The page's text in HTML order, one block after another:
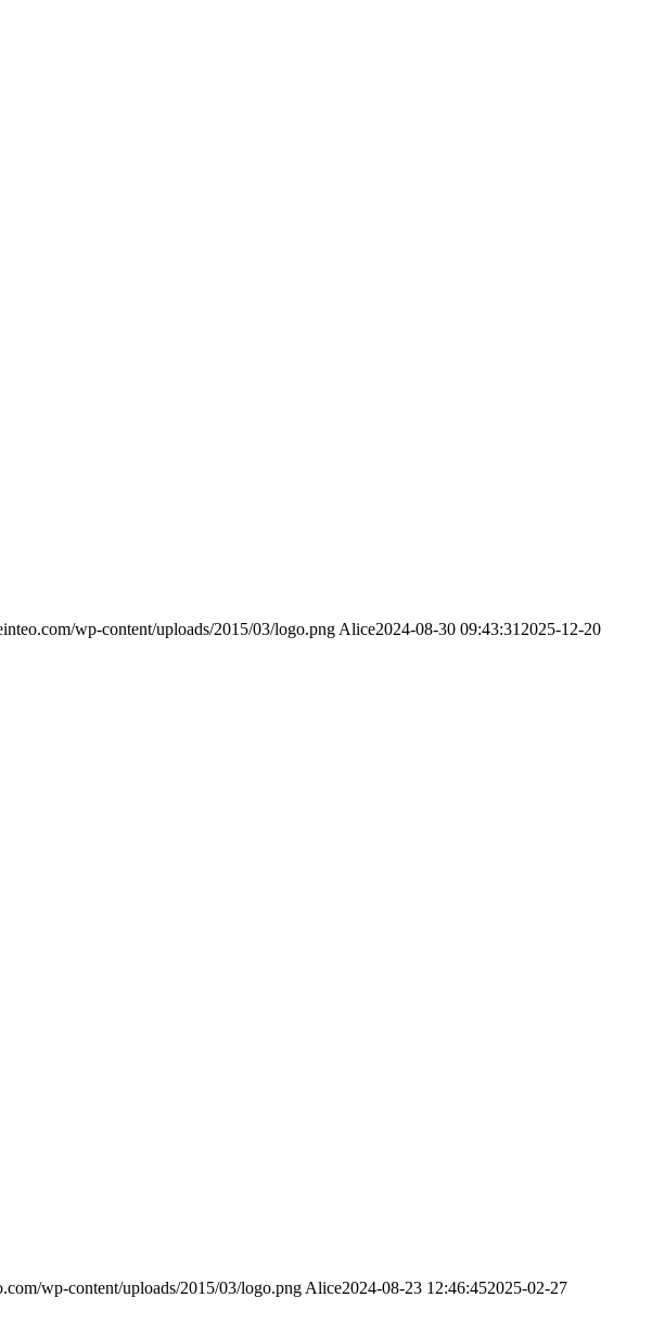
wp-content/uploads/2015/03/logo.png Alice2024-08-30 09:43:31 2025-12-20
wp-content/uploads/2015/03/logo.png Alice2024-08-23 12:46:452025-02-27